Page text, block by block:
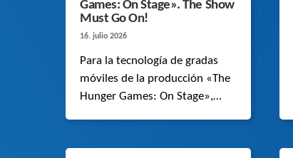
Games: On Stage». The Show
Must Go On!
16. julio 2026
Para la tecnología de gradas
móviles de la producción «The
Hunger Games: On Stage»,
funcionamiento suave, capaces